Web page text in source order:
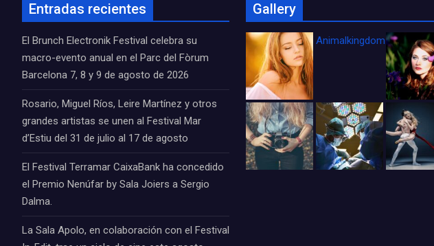
Entradas recientes
El Brunch Electronik Festival celebra su
macro-evento anual en el Parc del Fòrum
Barcelona 7, 8 y 9 de agosto de 2026
Rosario, Miguel Ríos, Leire Martínez y otros
grandes artistas se unen al Festival Mar
d’Estiu del 31 de julio al 17 de agosto
El Festival Terramar CaixaBank ha concedido
el Premio Nenúfar by Sala Joiers a Sergio
Dalma.
La Sala Apolo, en colaboración con el Festival
Gallery
Animalkingdom_FichaCine